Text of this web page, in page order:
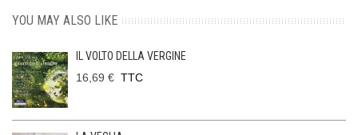
YOU MAY ALSO LIKE
IL VOLTO DELLA VERGINE
16,69 € TTC